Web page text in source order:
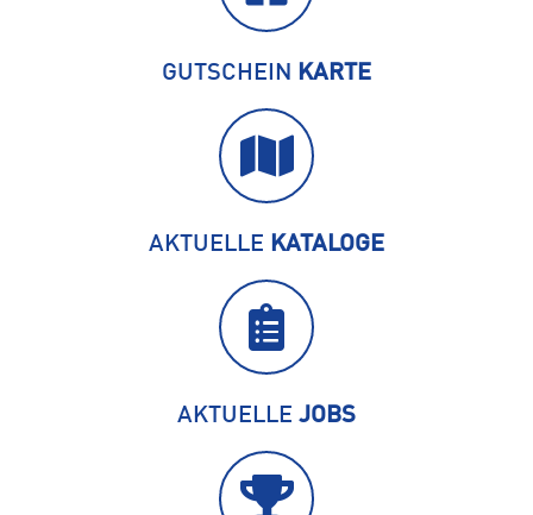
GUTSCHEIN KARTE
AKTUELLE KATALOGE
AKTUELLE JOBS